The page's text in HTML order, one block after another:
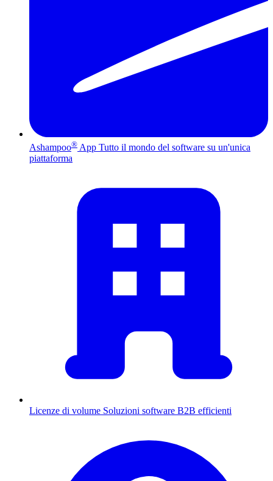
Ashampoo® App Tutto il mondo del software su un'unica
piattaforma
Licenze di volume Soluzioni software B2B efficienti